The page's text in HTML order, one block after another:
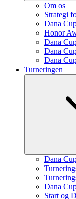
Om os
Strategi
Dana
Honor
Dana
Dana
Dana
Turneringen
Dana
Dana
Start og